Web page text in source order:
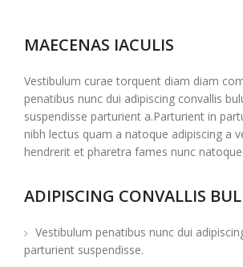
MAECENAS IACULIS
Vestibulum curae torquent diam diam
penatibus nunc dui adipiscing convallis
suspendisse parturient a.Parturient in
nibh lectus quam a natoque adipiscing a
hendrerit et pharetra fames nunc natoque
ADIPISCING CONVALLIS
Vestibulum penatibus nunc dui
parturient suspendisse.